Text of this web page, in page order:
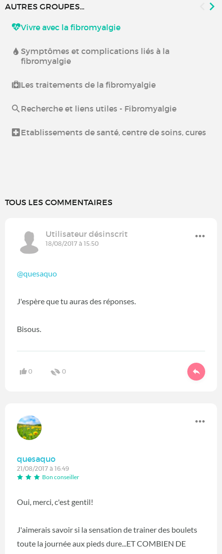
AUTRES GROUPES...
Vivre avec la fibromyalgie
Symptômes et complications liés à la
fibromyalgie
Les traitements de la fibromyalgie
Recherche et liens utiles - Fibromyalgie
Etablissements de santé, centre de soins, cures
TOUS LES COMMENTAIRES
Utilisateur désinscrit
18/08/2017 à 15:50
@quesaquo
J'espère que tu auras des réponses.
Bisous.
0 0
quesaquo
21/08/2017 à 16:49
Bon conseiller
Oui, merci, c'est gentil!
J'aimerais savoir si la sensation de trainer des boulets
toute la journée aux pieds dure...ET COMBIEN DE